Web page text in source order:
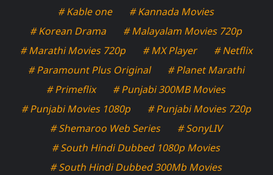
# Kable one
# Kannada Movies
# Korean Drama
# Malayalam Movies 720p
# Marathi Movies 720p
# MX Player
# Netflix
# Paramount Plus Original
# Planet Marathi
# Primeflix
# Punjabi 300MB Movies
# Punjabi Movies 1080p
# Punjabi Movies 720p
# Shemaroo Web Series
# SonyLIV
# South Hindi Dubbed 1080p Movies
# South Hindi Dubbed 300Mb Movies